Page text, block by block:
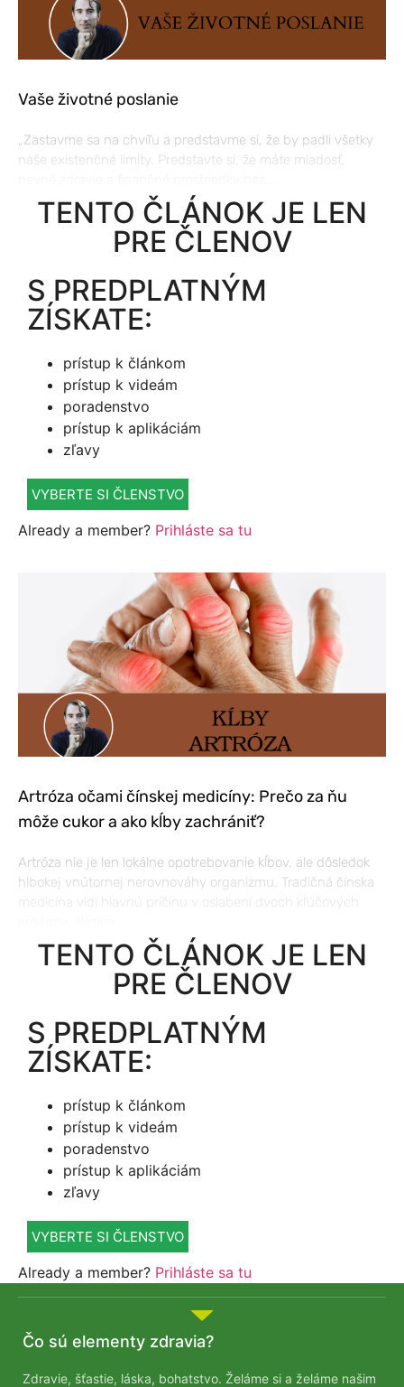
Vaše životné poslanie
„Zastavme sa na chvíľu a predstavme si, že by padli všetky
naše existenčné limity. Predstavte si, že máte mladosť,
TENTO ČLÁNOK JE LEN
PRE ČLENOV
S PREDPLATNÝM
ZÍSKATE:
prístup k článkom
prístup k videám
poradenstvo
prístup k aplikáciám
zľavy
VYBERTE SI ČLENSTVO
Already a member? Prihláste sa tu
Artróza očami čínskej medicíny: Prečo za ňu
môže cukor a ako kĺby zachrániť?
Artróza nie je len lokálne opotrebovanie kĺbov, ale dôsledok
hlbokej vnútornej nerovnováhy organizmu. Tradičná čínska
medicína vidí hlavnú príčinu v oslabení dvoch kľúčových
TENTO ČLÁNOK JE LEN
PRE ČLENOV
S PREDPLATNÝM
ZÍSKATE:
prístup k článkom
prístup k videám
poradenstvo
prístup k aplikáciám
zľavy
VYBERTE SI ČLENSTVO
Already a member? Prihláste sa tu
Čo sú elementy zdravia?
Zdravie, šťastie, láska, bohatstvo. Želáme si a želáme našim